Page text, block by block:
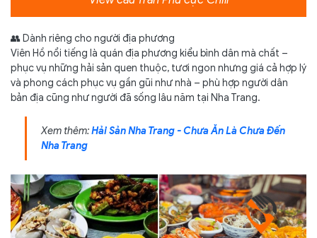
👥 Dành riêng cho người địa phương
Viên Hồ nổi tiếng là quán địa phương kiểu bình dân mà chất –
phục vụ những hải sản quen thuộc, tươi ngon nhưng giá cả hợp lý
và phong cách phục vụ gần gũi như nhà – phù hợp người dân
bản địa cũng như người đã sống lâu năm tại Nha Trang.
Xem thêm:Hải Sản Nha Trang - Chưa Ăn Là Chưa Đến
Nha Trang